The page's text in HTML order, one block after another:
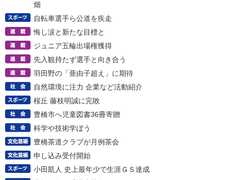
畑
自転車選手ら公道を疾走
悔し涙と新たな目標と
ジュニア五輪出場権獲得
先入観持たず選手と向き合う
羽田野の「亜由子超え」に期待
自然環境に注力 企業など活動紹介
桜丘 藤枝明誠に完敗
豊橋市へ児童図書36冊寄贈
科学や技術学ぼう
豊橋茶道クラブが月例茶会
申し込み受付開始
小田凱人 史上最年少で生涯ＧＳ達成